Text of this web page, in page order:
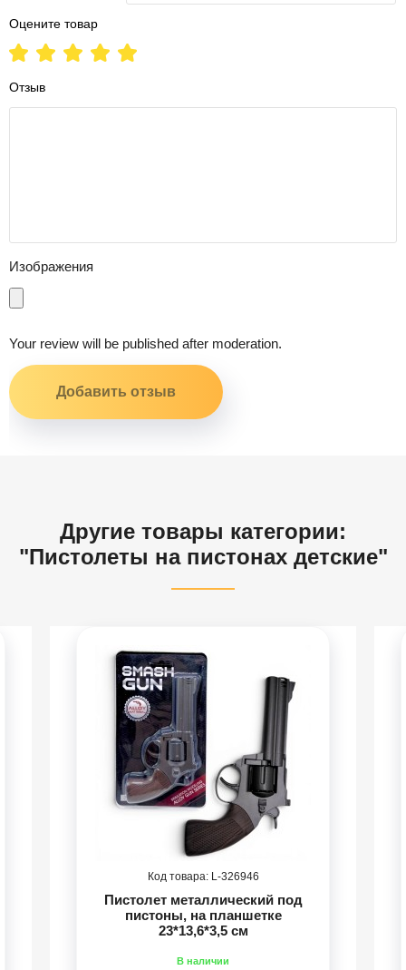
Оцените товар
Отзыв
Изображения
Your review will be published after moderation.
Другие товары категории:
"Пистолеты на пистонах детские"
326946
Пистолет металлический под
пистоны, на планшетке
23*13,6*3,5 см